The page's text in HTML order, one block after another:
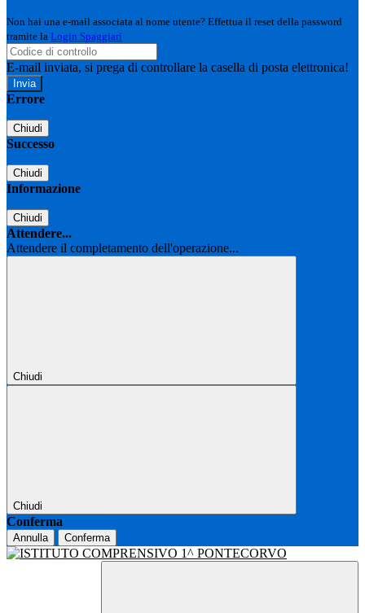
Non hai una e-mail associata al nome utente? Effettua il reset della password
tramite la Login Spaggiari
E-mail inviata, si prega di controllare la casella di posta elettronica!
Errore
Chiudi
Successo
Chiudi
Informazione
Chiudi
Attendere...
Attendere il completamento dell'operazione...
Chiudi
Chiudi
Conferma
Annulla Conferma